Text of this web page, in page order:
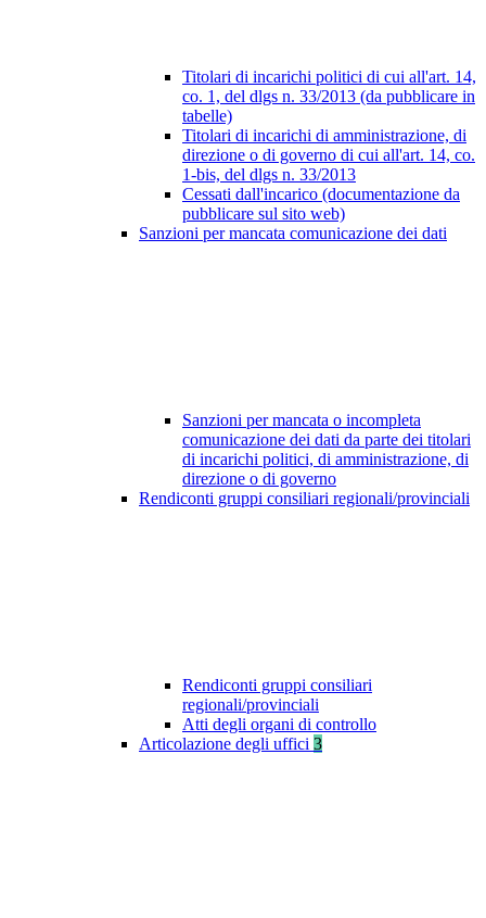
Titolari di incarichi politici di cui all'art. 14,
co. 1, del dlgs n. 33/2013 (da pubblicare in
tabelle)
Titolari di incarichi di amministrazione, di
direzione o di governo di cui all'art. 14, co.
1-bis, del dlgs n. 33/2013
Cessati dall'incarico (documentazione da
pubblicare sul sito web)
Sanzioni per mancata comunicazione dei dati
Sanzioni per mancata o incompleta
comunicazione dei dati da parte dei titolari
di incarichi politici, di amministrazione, di
direzione o di governo
Rendiconti gruppi consiliari regionali/provinciali
Rendiconti gruppi consiliari
regionali/provinciali
Atti degli organi di controllo
Articolazione degli uffici 3